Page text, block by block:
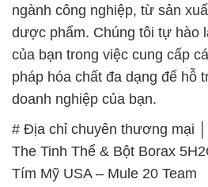
ngành công nghiệp, từ sản
dược phẩm. Chúng tôi tự hào
của bạn trong việc cung cấp
pháp hóa chất đa dạng để hỗ
doanh nghiệp của bạn.
# Địa chỉ chuyên thương mại
The Tinh Thể & Bột Borax
Tím Mỹ USA – Mule 20 Team